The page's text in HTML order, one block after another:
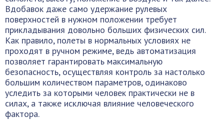
Вдобавок даже само удержание рулевых
поверхностей в нужном положении требует
прикладывания довольно больших физических сил.
Как правило, полеты в нормальных условиях не
проходят в ручном режиме, ведь автоматизация
позволяет гарантировать максимальную
безопасность, осуществляя контроль за настолько
большим количеством параметров, одинаково
уследить за которыми человек практически не в
силах, а также исключая влияние человеческого
фактора.